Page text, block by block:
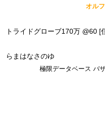
オル
トライドグローブ170万 @60
らまはなさのゆ
極限データベース バ